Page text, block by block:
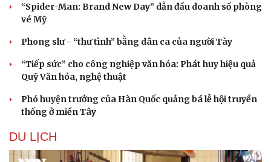
“Spider-Man: Brand New Day” dẫn đầu doanh số phòng
vé Mỹ
Phong slư - “thư tình” bằng dân ca của người Tày
“Tiếp sức” cho công nghiệp văn hóa: Phát huy hiệu quả
Quỹ Văn hóa, nghệ thuật
Phó huyện trưởng của Hàn Quốc quảng bá lễ hội truyền
thống ở miền Tây
DU LỊCH